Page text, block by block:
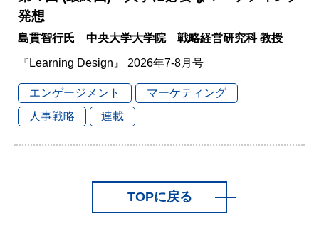
発想
島貫智行氏 中央大学大学院 戦略経営研究科 教授
『Learning Design』 2026年7-8月号
エンゲージメント
マーケティング
人事戦略
連載
TOPに戻る